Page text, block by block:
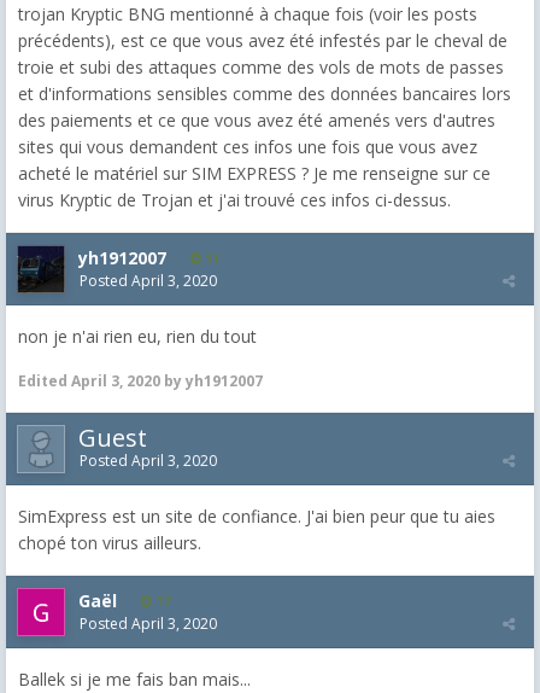
trojan Kryptic BNG mentionné à chaque fois (voir les posts
précédents), est ce que vous avez été infestés par le cheval de
troie et subi des attaques comme des vols de mots de passes
et d'informations sensibles comme des données bancaires lors
des paiements et ce que vous avez été amenés vers d'autres
sites qui vous demandent ces infos une fois que vous avez
acheté le matériel sur SIM EXPRESS ? Je me renseigne sur ce
virus Kryptic de Trojan et j'ai trouvé ces infos ci-dessus.
yh1912007 11
Posted April 3, 2020
non je n'ai rien eu, rien du tout
Edited April 3, 2020 by yh1912007
Guest
Posted April 3, 2020
SimExpress est un site de confiance. J'ai bien peur que tu aies
chopé ton virus ailleurs.
Gaël 17
Posted April 3, 2020
Ballek si je me fais ban mais...